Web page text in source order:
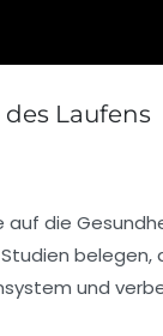
Laufens
die
belegen,
und